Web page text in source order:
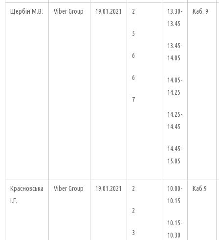
Щербін М.В. Viber Group 19.01.2021 2
5
6
6
7
13.30-
13.45
13.45-
14.05
14.05-
14.25
14.25-
14.45
14.45-
15.05
Каб. 9
Красновська
І.Г.
Viber Group 19.01.2021 2
2
3
10.00-
10.15
10.15-
10.30
Каб.9